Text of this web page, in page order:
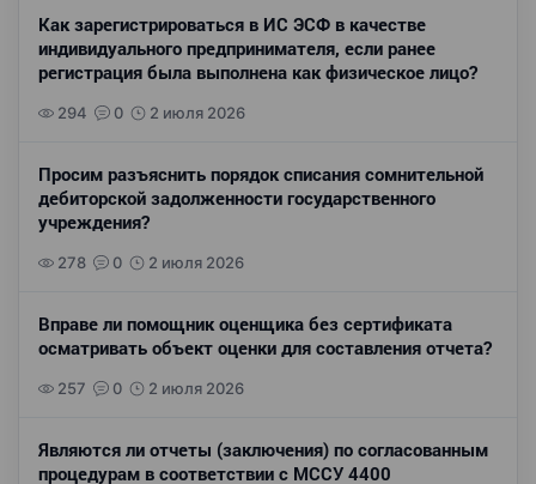
Как зарегистрироваться в ИС ЭСФ в качестве
индивидуального предпринимателя, если ранее
регистрация была выполнена как физическое лицо?
294 0 2 июля 2026
Просим разъяснить порядок списания сомнительной
дебиторской задолженности государственного
учреждения?
278 0 2 июля 2026
Вправе ли помощник оценщика без сертификата
осматривать объект оценки для составления отчета?
257 0 2 июля 2026
Являются ли отчеты (заключения) по согласованным
процедурам в соответствии с МССУ 4400